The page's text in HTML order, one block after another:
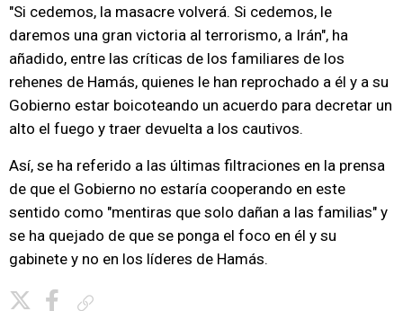
"Si cedemos, la masacre volverá. Si cedemos, le
daremos una gran victoria al terrorismo, a Irán", ha
añadido, entre las críticas de los familiares de los
rehenes de Hamás, quienes le han reprochado a él y a su
Gobierno estar boicoteando un acuerdo para decretar un
alto el fuego y traer devuelta a los cautivos.
Así, se ha referido a las últimas filtraciones en la prensa
de que el Gobierno no estaría cooperando en este
sentido como "mentiras que solo dañan a las familias" y
se ha quejado de que se ponga el foco en él y su
gabinete y no en los líderes de Hamás.